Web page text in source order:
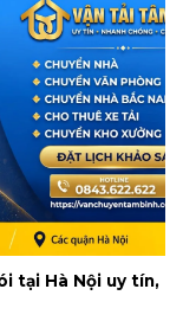
tại Hà Nội uy tín,